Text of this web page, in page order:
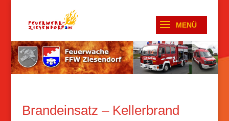
Brandeinsatz – Kellerbrand